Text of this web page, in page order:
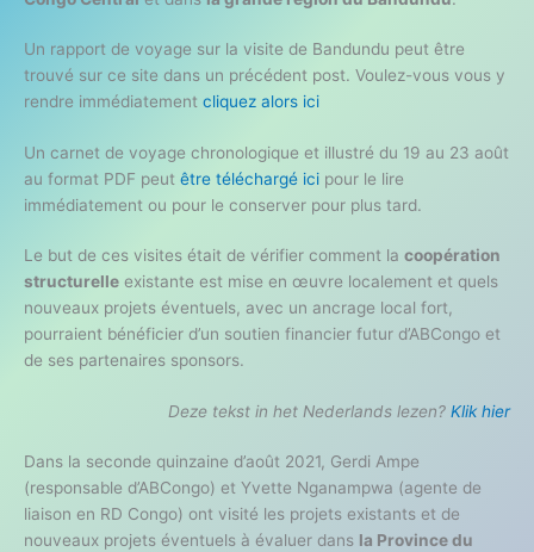
Un rapport de voyage sur la visite de Bandundu peut être
trouvé sur ce site dans un précédent post. Voulez-vous vous y
rendre immédiatement cliquez alors ici
Un carnet de voyage chronologique et illustré du 19 au 23 août
au format PDF peut être téléchargé ici pour le lire
immédiatement ou pour le conserver pour plus tard.
Le but de ces visites était de vérifier comment la coopération
structurelle existante est mise en œuvre localement et quels
nouveaux projets éventuels, avec un ancrage local fort,
pourraient bénéficier d’un soutien financier futur d’ABCongo et
de ses partenaires sponsors.
Deze tekst in het Nederlands lezen? Klik hier
Dans la seconde quinzaine d’août 2021, Gerdi Ampe
(responsable d’ABCongo) et Yvette Nganampwa (agente de
liaison en RD Congo) ont visité les projets existants et de
nouveaux projets éventuels à évaluer dans la Province du